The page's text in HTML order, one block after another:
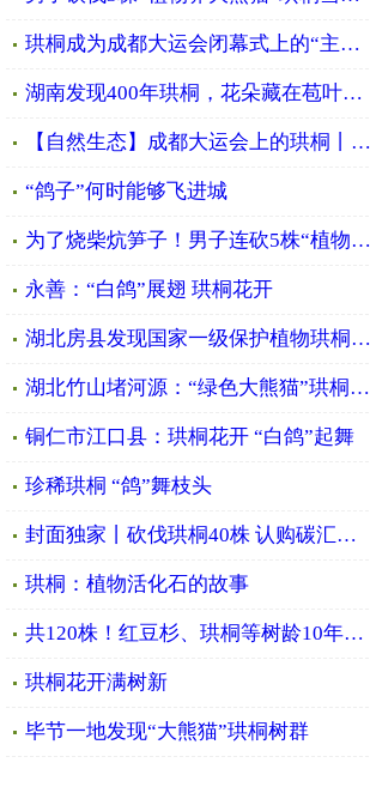
珙桐成为成都大运会闭幕式上的“主角” 鸽子花为四川“代言”
湖南发现400年珙桐，花朵藏在苞叶下，开一千朵花才结出一枚果实
【自然生态】成都大运会上的珙桐丨四川珙桐分布图鉴
“鸽子”何时能够飞进城
为了烧柴炕笋子！男子连砍5株“植物界大熊猫”珙桐被判刑
永善：“白鸽”展翅 珙桐花开
湖北房县发现国家一级保护植物珙桐原始群落
湖北竹山堵河源：“绿色大熊猫”珙桐花绽放
铜仁市江口县：珙桐花开 “白鸽”起舞
珍稀珙桐 “鸽”舞枝头
封面独家丨砍伐珙桐40株 认购碳汇一万五千吨 首例判决认购核证“林业碳汇”背后的
珙桐：植物活化石的故事
共120株！红豆杉、珙桐等树龄10年以上的珍稀植物“重返”原生地
珙桐花开满树新
毕节一地发现“大熊猫”珙桐树群